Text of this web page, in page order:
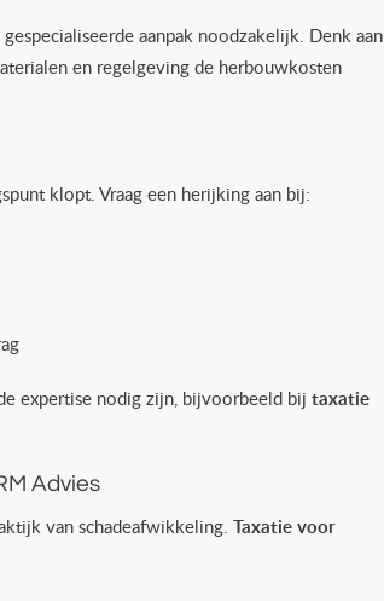
aanpak noodzakelijk. Denk aan
en regelgeving de herbouwkosten
klopt. Vraag een herijking aan bij:
expertise nodig zijn, bijvoorbeeld bij taxatie
Advies
van schadeafwikkeling. Taxatie voor